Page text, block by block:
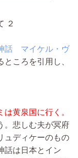
２
話 マイケル・ヴ
ところを引用し、
黄泉国に行く。
。悲しむ夫が冥府
ュディケーのもの
話は日本とイン